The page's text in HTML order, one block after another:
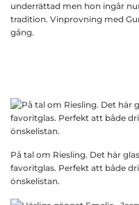
underrättad men hon ingår
tradition. Vinprovning med
gång.
På tal om Riesling. Det här
favoritglas. Perfekt att både
önskelistan.